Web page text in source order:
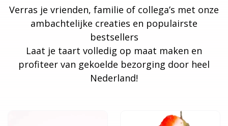
Verras je vrienden, familie of collega’s met onze
ambachtelijke creaties en populairste
bestsellers
Laat je taart volledig op maat maken en
profiteer van gekoelde bezorging door heel
Nederland!